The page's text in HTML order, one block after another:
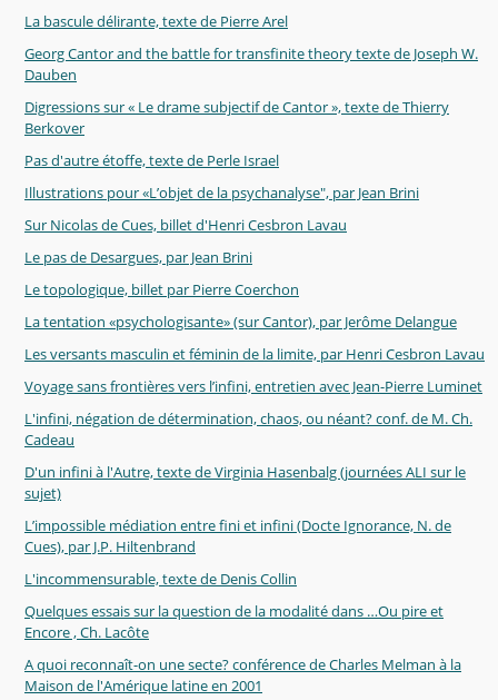
La bascule délirante, texte de Pierre Arel
Georg Cantor and the battle for transfinite theory texte de Joseph W.
Dauben
Digressions sur « Le drame subjectif de Cantor », texte de Thierry
Berkover
Pas d'autre étoffe, texte de Perle Israel
Illustrations pour «L’objet de la psychanalyse", par Jean Brini
Sur Nicolas de Cues, billet d'Henri Cesbron Lavau
Le pas de Desargues, par Jean Brini
Le topologique, billet par Pierre Coerchon
La tentation «psychologisante» (sur Cantor), par Jerôme Delangue
Les versants masculin et féminin de la limite, par Henri Cesbron Lavau
Voyage sans frontières vers l’infini, entretien avec Jean-Pierre Luminet
L'infini, négation de détermination, chaos, ou néant? conf. de M. Ch.
Cadeau
D'un infini à l'Autre, texte de Virginia Hasenbalg (journées ALI sur le
sujet)
L’impossible médiation entre fini et infini (Docte Ignorance, N. de
Cues), par J.P. Hiltenbrand
L'incommensurable, texte de Denis Collin
Quelques essais sur la question de la modalité dans …Ou pire et
Encore , Ch. Lacôte
A quoi reconnaît-on une secte? conférence de Charles Melman à la
Maison de l'Amérique latine en 2001